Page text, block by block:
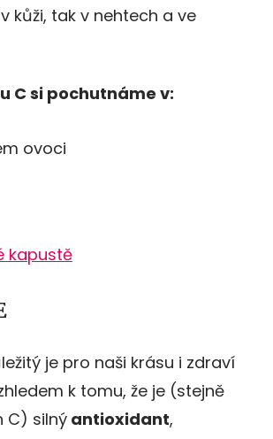
kůži, tak v nehtech a ve
C si pochutnáme v:
ovoci
kapustě
je pro naši krásu i zdraví
k tomu, že je (stejně
C) silný antioxidant,